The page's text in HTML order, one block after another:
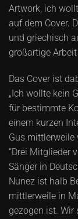
Artwork, ich
auf dem Cover.
und griechisch
großartige
Das Cover ist
„Ich wollte kein
für bestimmte
einem kurzen
Gus
“Drei Mitglieder
Sänger in
Nunez ist halb
mittlerweile in
gezogen ist.